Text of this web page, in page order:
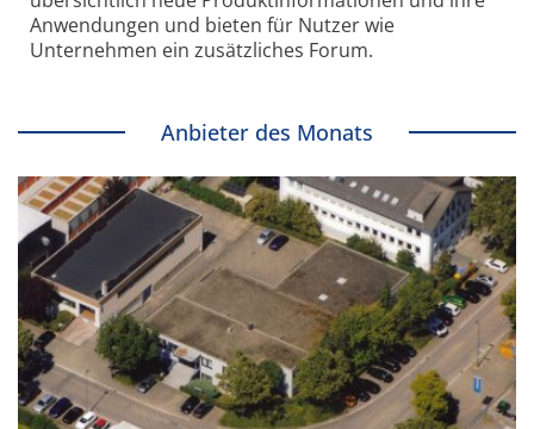
Anwendungen und bieten für Nutzer wie
Unternehmen ein zusätzliches Forum.
Anbieter des Monats